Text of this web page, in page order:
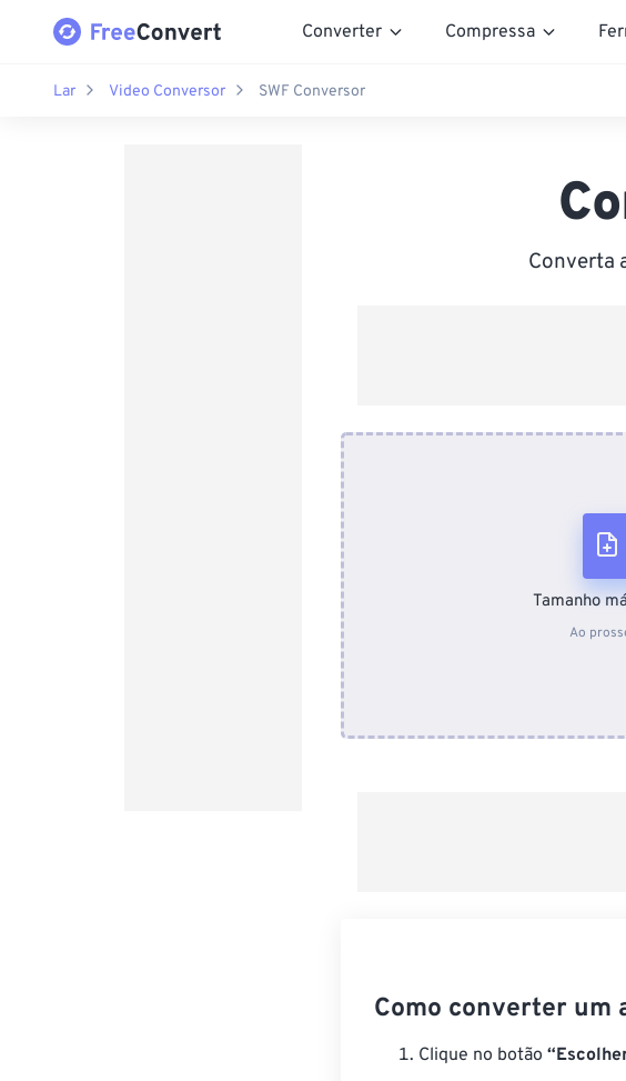
Converter Compressa
Lar Video Conversor SWF Conversor
Converta
Tamanho
Ao
Como converter um
Clique no botão